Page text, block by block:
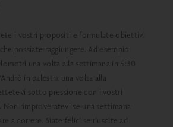
i vostri propositi e formulate obiettivi
possiate raggiungere. Ad esempio:
una volta alla settimana in 5:30
in palestra una volta alla
sotto pressione con i vostri
Non rimproveratevi se una settimana
a correre. Siate felici se riuscite ad